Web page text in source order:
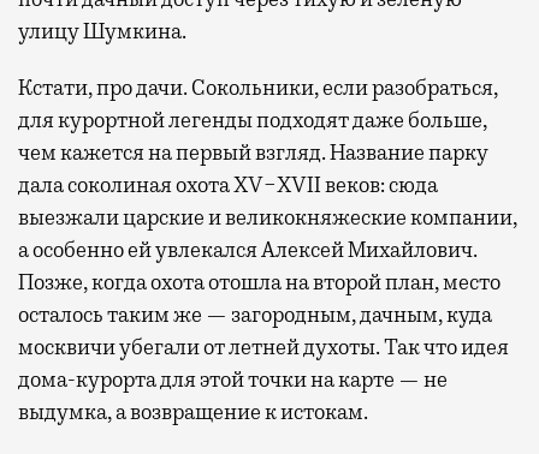
улицу Шумкина.
Кстати, про дачи. Сокольники, если разобраться,
для курортной легенды подходят даже больше,
чем кажется на первый взгляд. Название парку
дала соколиная охота XV−XVII веков: сюда
выезжали царские и великокняжеские компании,
а особенно ей увлекался Алексей Михайлович.
Позже, когда охота отошла на второй план, место
осталось таким же — загородным, дачным, куда
москвичи убегали от летней духоты. Так что идея
дома-курорта для этой точки на карте — не
выдумка, а возвращение к истокам.